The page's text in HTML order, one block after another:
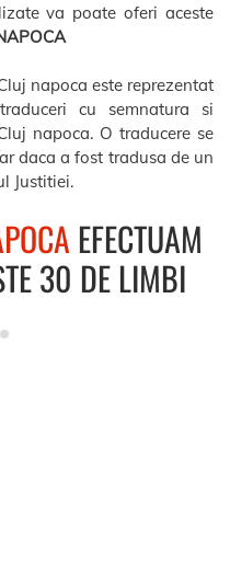
va poate oferi aceste
napoca este reprezentat
cu semnatura si
napoca. O traducere se
daca a fost tradusa de un
Justitiei.
EFECTUAM
30 DE LIMBI